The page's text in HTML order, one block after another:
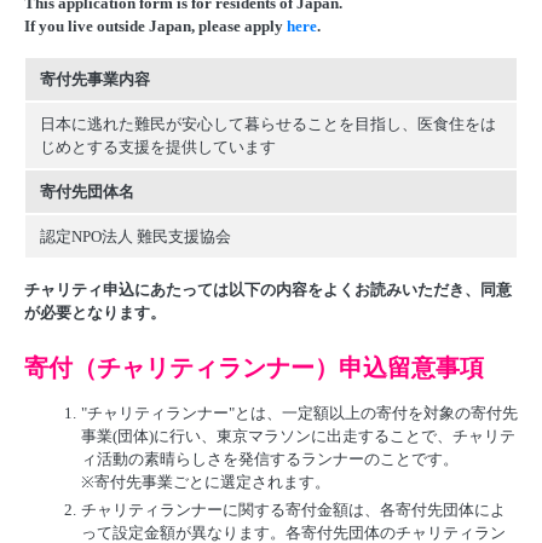
If you live outside Japan, please apply here.
寄付先事業内容
日本に逃れた難民が安心して暮らせることを目指し、医食住をは
じめとする支援を提供しています
寄付先団体名
認定NPO法人 難民支援協会
チャリティ申込にあたっては以下の内容をよくお読みいただき、同意
が必要となります。
寄付（チャリティランナー）申込留意事項
1. "チャリティランナー"とは、一定額以上の寄付を対象の寄付先
事業(団体)に行い、東京マラソンに出走することで、チャリテ
ィ活動の素晴らしさを発信するランナーのことです。
※寄付先事業ごとに選定されます。
2. チャリティランナーに関する寄付金額は、各寄付先団体によ
って設定金額が異なります。各寄付先団体のチャリティラン